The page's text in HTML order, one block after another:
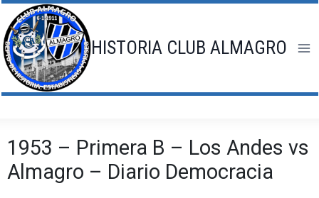
Saltar
al
contenido
HISTORIA CLUB ALMAGRO
1953 – Primera B – Los Andes vs
Almagro – Diario Democracia